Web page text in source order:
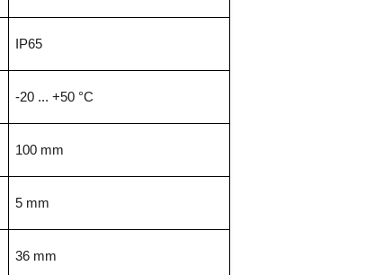
IP65
-20 ... +50 °C
100 mm
5 mm
36 mm